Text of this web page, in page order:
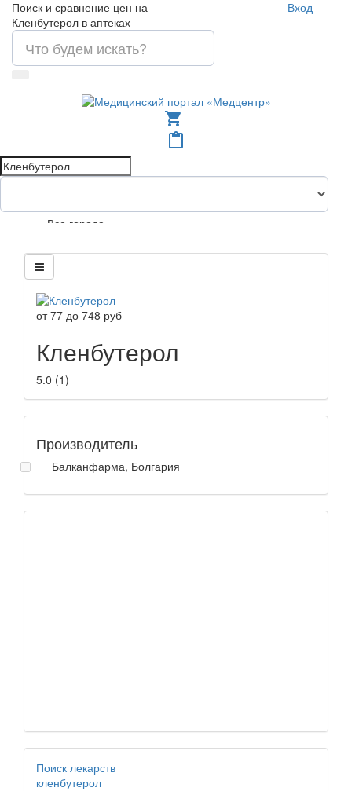
Поиск и сравнение цен на
Кленбутерол в аптеках
Вход
shopping_cart
content_paste
Все города
от77 до 748 руб
Кленбутерол
5.0 (1)
Производитель
Балканфарма, Болгария
Поиск лекарств
кленбутерол